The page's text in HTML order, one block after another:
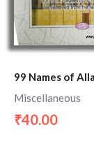
99 Names of
Miscellaneous
₹40.00